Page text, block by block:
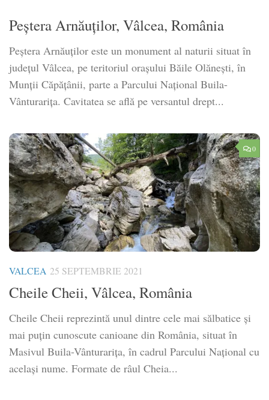
Peștera Arnăuților, Vâlcea, România
Peștera Arnăuților este un monument al naturii situat în
județul Vâlcea, pe teritoriul orașului Băile Olănești, în
Munții Căpățânii, parte a Parcului Național Buila-
Vânturarița. Cavitatea se află pe versantul drept...
0
VALCEA 25 SEPTEMBRIE 2021
Cheile Cheii, Vâlcea, România
Cheile Cheii reprezintă unul dintre cele mai sălbatice și
mai puțin cunoscute canioane din România, situat în
Masivul Buila-Vânturarița, în cadrul Parcului Național cu
același nume. Formate de râul Cheia...